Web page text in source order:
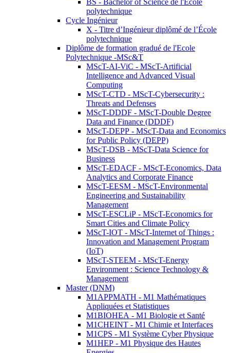
BS - Bachelor of Science de l'Ecole
polytechnique
Cycle Ingénieur
X - Titre d’Ingénieur diplômé de l’École
polytechnique
Diplôme de formation gradué de l'Ecole
Polytechnique -MSc&T
MScT-AI-ViC - MScT-Artificial
Intelligence and Advanced Visual
Computing
MScT-CTD - MScT-Cybersecurity :
Threats and Defenses
MScT-DDDF - MScT-Double Degree
Data and Finance (DDDF)
MScT-DEPP - MScT-Data and Economics
for Public Policy (DEPP)
MScT-DSB - MScT-Data Science for
Business
MScT-EDACF - MScT-Economics, Data
Analytics and Corporate Finance
MScT-EESM - MScT-Environmental
Engineering and Sustainability
Management
MScT-ESCLiP - MScT-Economics for
Smart Cities and Climate Policy
MScT-IOT - MScT-Internet of Things :
Innovation and Management Program
(IoT)
MScT-STEEM - MScT-Energy
Environment : Science Technology &
Management
Master (DNM)
M1APPMATH - M1 Mathématiques
Appliquées et Statistiques
M1BIOHEA - M1 Biologie et Santé
M1CHEINT - M1 Chimie et Interfaces
M1CPS - M1 Système Cyber Physique
M1HEP - M1 Physique des Hautes